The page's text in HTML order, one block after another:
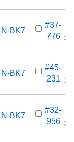
N-BK7
#37-
776 가
N-BK7
#45-
231 가
N-BK7
#32-
956 가